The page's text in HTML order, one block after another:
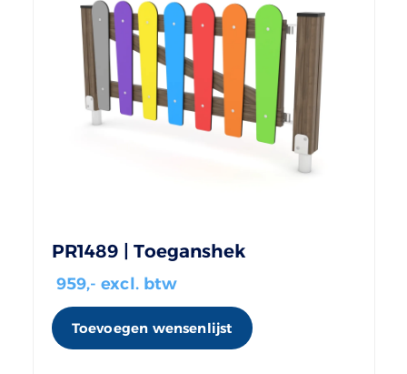
PR1489 | Toeganshek
959,- excl. btw
Toevoegen wensenlijst